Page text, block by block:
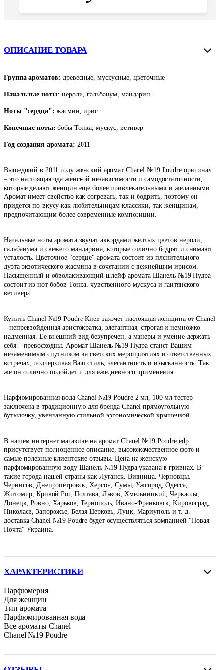
ОПИСАНИЕ ТОВАРА
Группа ароматов: древесные, мускусные, цветочные
Начальные ноты: нероли, гальбанум, мандарин
Ноты "сердца": жасмин, ирис
Конечные ноты: бобы Тонка, мускус, ветивер
Год создания аромата: 2011
Вышедший в 2011 году женский аромат Chanel №19 Poudre оригинал
– это настоящая ода женской независимости и самодостаточности,
которые делают женщин еще более привлекательными и желанными.
Аромат имеет свойство как согревать, так и бодрить, поэтому он
придется по-вкусу как любительницам классики, так женщинам,
предпочитающим более современные композиции.
Начальные ноты аромата звучат аккордами желтых цветов нероли,
гальбанума и свежего мандарина, которые отлично бодрят и снимают
усталость. Цветочное "сердце" аромата состоит из пленительного
дуэта экзотического жасмина в сочетании с нежнейшим ирисом.
Насыщенный и обволакивающий шлейф аромата Шанель №19 Пудра
состоит из нот бобов Тонка, чувственного мускуса и гаитянского
ветивера.
Купить Chanel №19 Poudre Киев захочет настоящая женщина от Chanel
– непревзойденная аристократка, элегантная, строгая и немножко
надменная. Ее внешний вид безупречен, а манеры и умение держать
себя – превосходны. Аромат Шанель №19 Пудра станет Вашим
незаменимым спутником на светских мероприятиях и ответственных
встречах, подчеркивая Ваш стиль, элегантность и изысканность. Так
же он отлично подойдет и для ежедневного применения.
Парфюмированная вода Chanel №19 Poudre 2 мл, 100 мл тестер
заключена в традиционную для бренда Chanel прямоугольную
бутылочку, увенчанную стильной эргономической крышечкой.
В нашем интернет магазине на аромат Chanel №19 Poudre edp
присутствует полноценное описание, высококачественное фото и
самые полезные клиентские отзывы. Цена на женскую
парфюмированную воду Шанель №19 Пудра указана в гривнах. В
такие города нашей страны как Луганск, Винница, Черновцы,
Чернигов, Днепропетровск, Херсон, Сумы, Ужгород, Одесса,
Житомир, Кривой Рог, Полтава, Львов, Хмельницкий, Черкассы,
Донецк, Ровно, Харьков, Тернополь, Ивано-Франковск, Кировоград,
Николаев, Запорожье, Белая Церковь, Луцк, Мариуполь и т. д.
доставка Chanel №19 Poudre будет осуществляться компанией "Новая
Почта" Украина.
ХАРАКТЕРИСТИКИ
Парфюмерия
Для женщин
Тип аромата
Парфюмированная вода
Все ароматы Chanel
Chanel №19 Poudre